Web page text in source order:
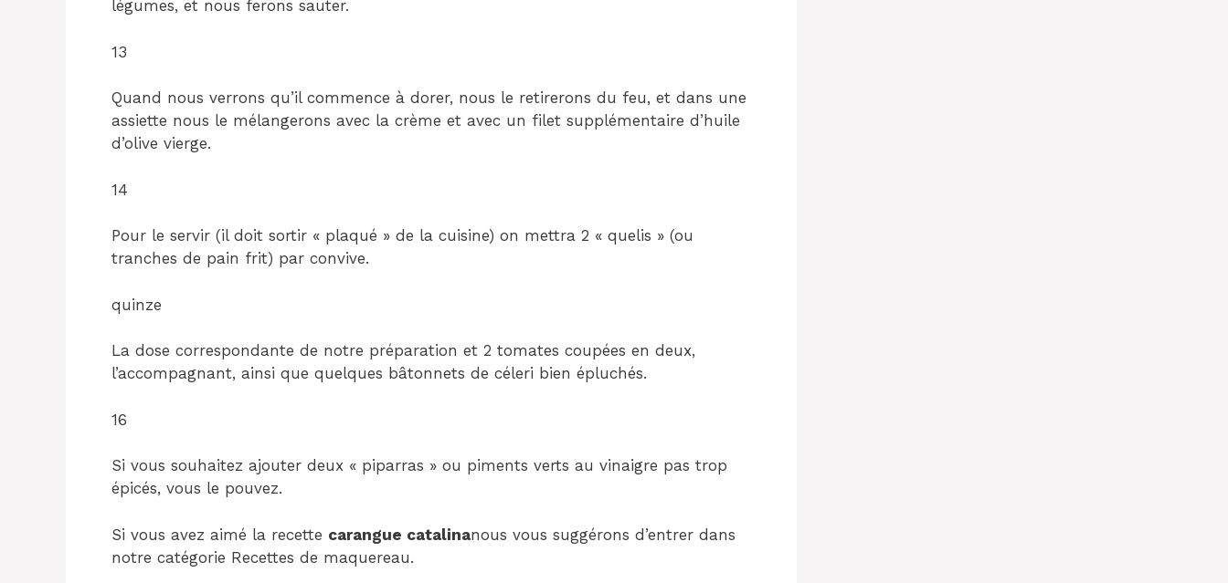
légumes, et nous ferons sauter.
13
Quand nous verrons qu’il commence à dorer, nous le retirerons du feu, et dans une
assiette nous le mélangerons avec la crème et avec un filet supplémentaire d’huile
d’olive vierge.
14
Pour le servir (il doit sortir « plaqué » de la cuisine) on mettra 2 « quelis » (ou
tranches de pain frit) par convive.
quinze
La dose correspondante de notre préparation et 2 tomates coupées en deux,
l’accompagnant, ainsi que quelques bâtonnets de céleri bien épluchés.
16
Si vous souhaitez ajouter deux « piparras » ou piments verts au vinaigre pas trop
épicés, vous le pouvez.
Si vous avez aimé la recette carangue catalinanous vous suggérons d’entrer dans
notre catégorie Recettes de maquereau.